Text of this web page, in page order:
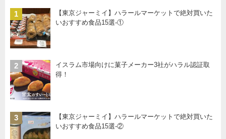
1
【東京ジャーミイ】ハラールマーケットで絶対買いた
いおすすめ食品15選-①
2
イスラム市場向けに菓子メーカー3社がハラル認証取
得！
3
【東京ジャーミイ】ハラールマーケットで絶対買いた
いおすすめ食品15選-②